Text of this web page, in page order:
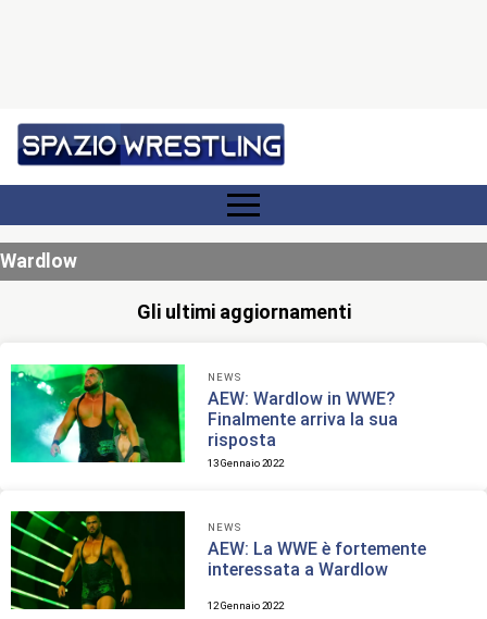
Wardlow
Gli ultimi aggiornamenti
NEWS
AEW: Wardlow in WWE?
Finalmente arriva la sua
risposta
13 Gennaio 2022
NEWS
AEW: La WWE è fortemente
interessata a Wardlow
12 Gennaio 2022